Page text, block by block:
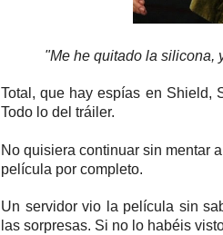
"Me he quitado la silicona, y
Total, que hay espías en Shield,
Todo lo del tráiler.
No quisiera continuar sin mentar
película por completo.
Un servidor vio la película sin
las sorpresas. Si no lo habéis